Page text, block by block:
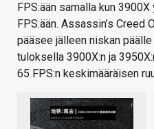
FPS:ään samalla kun
FPS:ään. Assassin’s
pääsee jälleen niskan
tuloksella 3900X:n ja
65 FPS:n keskimääräisen